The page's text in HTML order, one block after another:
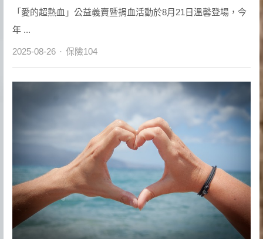
「愛的超熱血」公益義賣暨捐血活動於8月21日溫馨登場，今
年 ...
2025-08-26 Author
保險104